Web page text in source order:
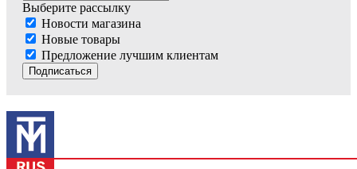
Выберите рассылку
Новости магазина
Новые товары
Предложение лучшим клиентам
Подписаться